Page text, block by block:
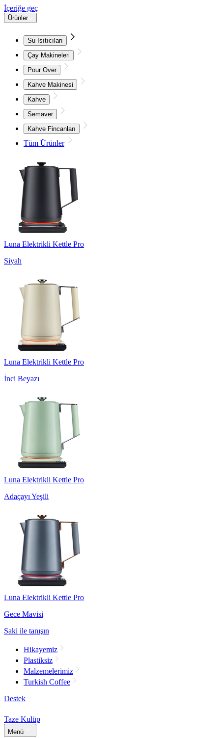
İçeriğe geç
Ürünler
Su Isıtıcıları
Çay Makineleri
Pour Over
Kahve Makinesi
Kahve
Semaver
Kahve Fincanları
Tüm Ürünler
Luna Elektrikli Kettle Pro
Siyah
Luna Elektrikli Kettle Pro
İnci Beyazı
Luna Elektrikli Kettle Pro
Adaçayı Yeşili
Luna Elektrikli Kettle Pro
Gece Mavisi
Saki ile tanışın
Hikayemiz
Plastiksiz
Malzemelerimiz
Turkish Coffee
Destek
Taze Kulüp
Menü